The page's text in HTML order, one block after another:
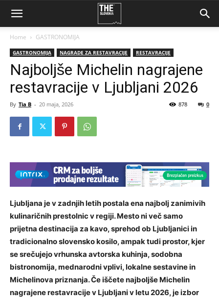
Home GASTRONOMIJA
GASTRONOMIJA NAGRADE ZA RESTAVRACIJE RESTAVRACIJE
Najboljše Michelin nagrajene
restavracije v Ljubljani 2026
By Tia B - 20 maja, 2026 0
878
Ljubljana je v zadnjih letih postala ena najbolj zanimivih
kulinaričnih prestolnic v regiji. Mesto ni več samo
prijetna destinacija za kavo, sprehod ob Ljubljanici in
tradicionalno slovensko kosilo, ampak tudi prostor, kjer
se srečujejo vrhunska avtorska kuhinja, sodobna
bistronomija, mednarodni vplivi, lokalne sestavine in
Michelinova priznanja. Če iščete najboljše Michelin
nagrajene restavracije v Ljubljani v letu 2026, je izbor